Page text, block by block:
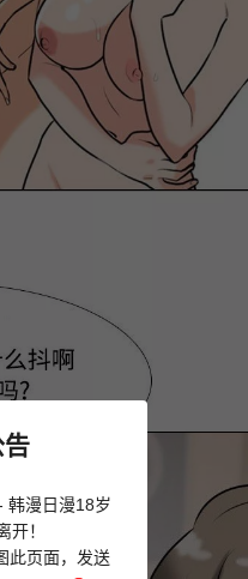
告
韩漫日漫18岁
开！
此页面，发送